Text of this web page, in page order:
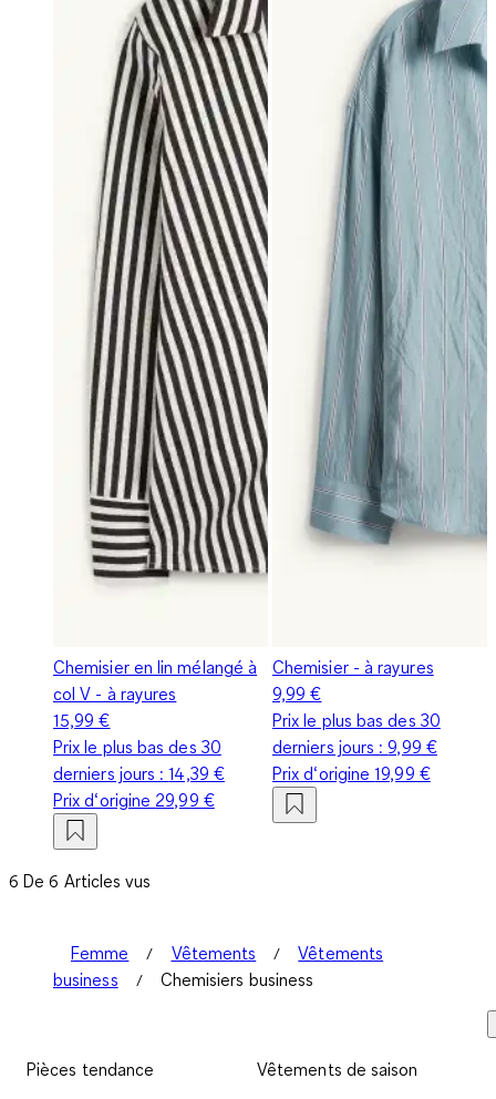
Chemisier en lin mélangé à
col V - à rayures
15,99 €
Prix le plus bas des 30
derniers jours :14,39 €
Prix d‘origine 29,99 €
Chemisier - à rayures
9,99 €
Prix le plus bas des 30
derniers jours :9,99 €
Prix d‘origine19,99 €
6 De 6 Articles vus
Femme Vêtements
Vêtements
business
Chemisiers business
Pièces tendance
Vêtements de saison